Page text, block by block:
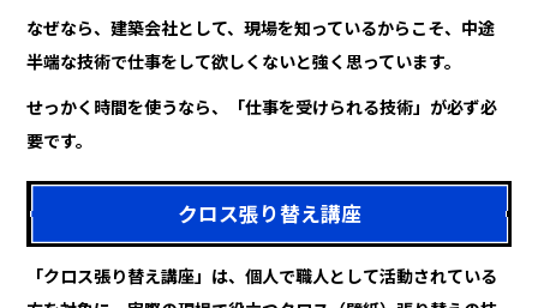
なぜなら、建築会社として、現場を知っているからこそ、中途
半端な技術で仕事をして欲しくないと強く思っています。
せっかく時間を使うなら、「仕事を受けられる技術」が必ず必
要です。
クロス張り替え講座
「クロス張り替え講座」は、個人で職人として活動されている